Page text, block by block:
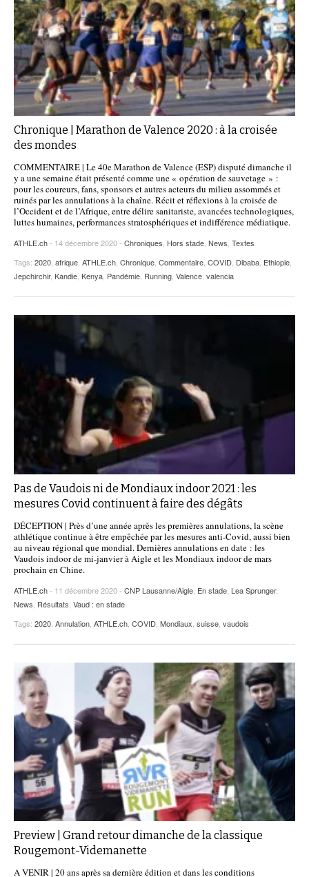
Chronique | Marathon de Valence 2020 : à la croisée
des mondes
COMMENTAIRE | Le 40e Marathon de Valence (ESP) disputé dimanche il
y a une semaine était présenté comme une « opération de sauvetage » :
pour les coureurs, fans, sponsors et autres acteurs du milieu assommés et
ruinés par les annulations à la chaîne. Récit et réflexions à la croisée de
l’Occident et de l’Afrique, entre délire sanitariste, avancées technologiques,
luttes humaines, performances stratosphériques et indifférence médiatique.
ATHLE.ch- 14 décembre 2020 - Chroniques, Hors stade, News, Textes
Tags: 2020, afrique, ATHLE.ch, Chronique, Commentaire, COVID, Dibaba, Ethiopie,
Jepchirchir, Kandie, Kenya, Pandémie, Running, Valence, valencia
Pas de Vaudois ni de Mondiaux indoor 2021 : les
mesures Covid continuent à faire des dégâts
DÉCEPTION | Près d’une année après les premières annulations, la scène
athlétique continue à être empêchée par les mesures anti-Covid, aussi bien
au niveau régional que mondial. Dernières annulations en date : les
Vaudois indoor de mi-janvier à Aigle et les Mondiaux indoor de mars
prochain en Chine.
ATHLE.ch- 11 décembre 2020 - CNP Lausanne/Aigle En stade Lea Sprunger,
News Résultats Vaud : en stade
Tags: 2020 Annulation ATHLE.ch COVID Mondiaux suisse vaudois
Preview | Grand retour dimanche de la classique
Rougemont-Videmanette
A VENIR | 20 ans après sa dernière édition et dans les conditions